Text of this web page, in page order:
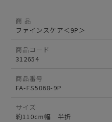
商 品
ファインスケア＜9P＞
商品コード
312654
商品番号
FA-FS5068-9P
サイズ
約110cm幅 半折